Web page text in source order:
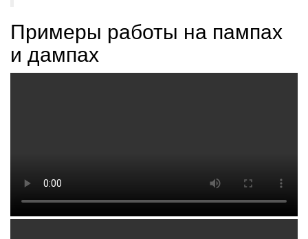
Примеры работы на пампах
и дампах